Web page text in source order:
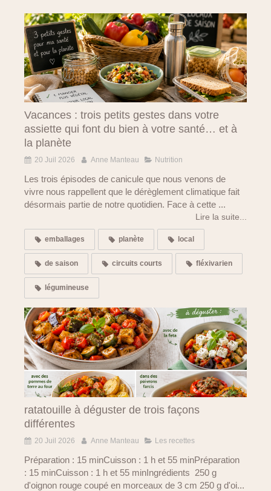
Vacances : trois petits gestes dans votre
assiette qui font du bien à votre santé… et à
la planète
20 Juil 2026 Anne Manteau Nutrition
Les trois épisodes de canicule que nous venons de
vivre nous rappellent que le dérèglement climatique fait
désormais partie de notre quotidien. Face à cette ...
Lire la suite...
emballages planète local
de saison circuits courts fléxivarien
légumineuse
ratatouille à déguster de trois façons
différentes
20 Juil 2026 Anne Manteau Les recettes
Préparation : 15 minCuisson : 1 h et 55 minPréparation
: 15 minCuisson : 1 h et 55 minIngrédients 250 g
d'oignon rouge coupé en morceaux de 3 cm 250 g d'oi...